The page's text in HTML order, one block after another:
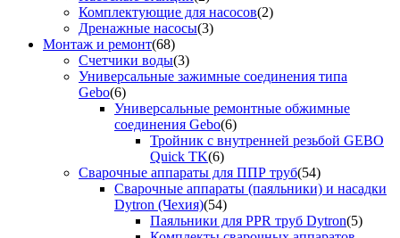
Комплектующие для насосов(2)
Дренажные насосы(3)
Монтаж и ремонт(68)
Счетчики воды(3)
Универсальные зажимные соединения типа
Gebo(6)
Универсальные ремонтные обжимные
соединения Gebo(6)
Тройник с внутренней резьбой GEBO
Quick TK(6)
Сварочные аппараты для ППР труб(54)
Сварочные аппараты (паяльники) и насадки
Dytron (Чехия)(54)
Паяльники для PPR труб Dytron(5)